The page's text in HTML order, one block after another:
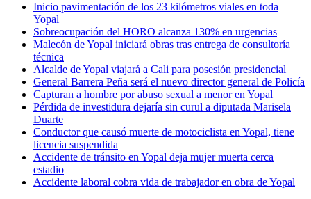
Inicio pavimentación de los 23 kilómetros viales en toda
Yopal
Sobreocupación del HORO alcanza 130% en urgencias
Malecón de Yopal iniciará obras tras entrega de consultoría
técnica
Alcalde de Yopal viajará a Cali para posesión presidencial
General Barrera Peña será el nuevo director general de Policía
Capturan a hombre por abuso sexual a menor en Yopal
Pérdida de investidura dejaría sin curul a diputada Marisela
Duarte
Conductor que causó muerte de motociclista en Yopal, tiene
licencia suspendida
Accidente de tránsito en Yopal deja mujer muerta cerca
estadio
Accidente laboral cobra vida de trabajador en obra de Yopal